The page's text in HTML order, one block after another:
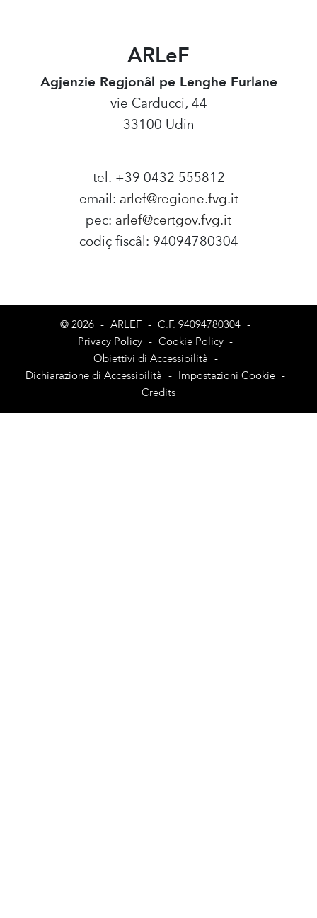
ARLeF
Agjenzie Regjonâl pe Lenghe Furlane
vie Carducci, 44
33100 Udin
tel. +39 0432 555812
email: arlef@regione.fvg.it
pec: arlef@certgov.fvg.it
codiç fiscâl: 94094780304
© 2026 - ARLEF - C.F. 94094780304 -
Privacy Policy - Cookie Policy -
Obiettivi di Accessibilità -
Dichiarazione di Accessibilità - Impostazioni Cookie -
Credits